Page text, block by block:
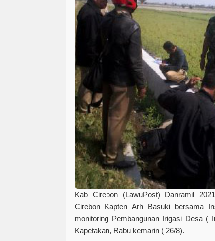
Kab Cirebon (LawuPost) Danramil
Cirebon Kapten Arh Basuki bersama
monitoring Pembangunan Irigasi Desa (
Kapetakan, Rabu kemarin ( 26/8).